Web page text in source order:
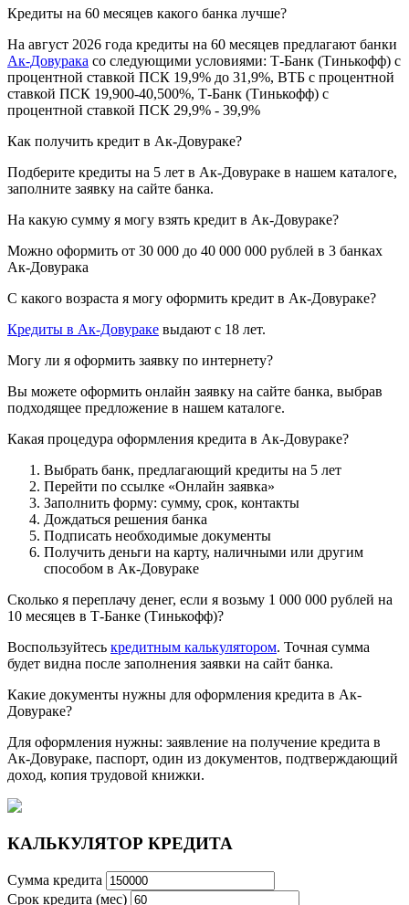
Кредиты на 60 месяцев какого банка лучше?
На август 2026 года кредиты на 60 месяцев предлагают банки
Ак-Довурака со следующими условиями: Т-Банк (Тинькофф) с
процентной ставкой ПСК 19,9% до 31,9%, ВТБ с процентной
ставкой ПСК 19,900-40,500%, Т-Банк (Тинькофф) с
процентной ставкой ПСК 29,9% - 39,9%
Как получить кредит в Ак-Довураке?
Подберите кредиты на 5 лет в Ак-Довураке в нашем каталоге,
заполните заявку на сайте банка.
На какую сумму я могу взять кредит в Ак-Довураке?
Можно оформить от 30 000 до 40 000 000 рублей в 3 банках
Ак-Довурака
С какого возраста я могу оформить кредит в Ак-Довураке?
Кредиты в Ак-Довураке выдают с 18 лет.
Могу ли я оформить заявку по интернету?
Вы можете оформить онлайн заявку на сайте банка, выбрав
подходящее предложение в нашем каталоге.
Какая процедура оформления кредита в Ак-Довураке?
Выбрать банк, предлагающий кредиты на 5 лет
Перейти по ссылке «Онлайн заявка»
Заполнить форму: сумму, срок, контакты
Дождаться решения банка
Подписать необходимые документы
Получить деньги на карту, наличными или другим
способом в Ак-Довураке
Сколько я переплачу денег, если я возьму 1 000 000 рублей на
10 месяцев в Т-Банке (Тинькофф)?
Воспользуйтесь кредитным калькулятором. Точная сумма
будет видна после заполнения заявки на сайт банка.
Какие документы нужны для оформления кредита в Ак-
Довураке?
Для оформления нужны: заявление на получение кредита в
Ак-Довураке, паспорт, один из документов, подтверждающий
доход, копия трудовой книжки.
КАЛЬКУЛЯТОР КРЕДИТА
Сумма кредита
Срок кредита (мес)